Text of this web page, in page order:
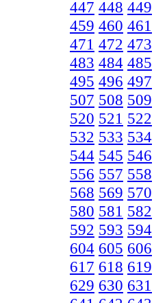
447 448 449
459 460 461
471 472 473
483 484 485
495 496 497
507 508 509
520 521 522
532 533 534
544 545 546
556 557 558
568 569 570
580 581 582
592 593 594
604 605 606
617 618 619
629 630 631